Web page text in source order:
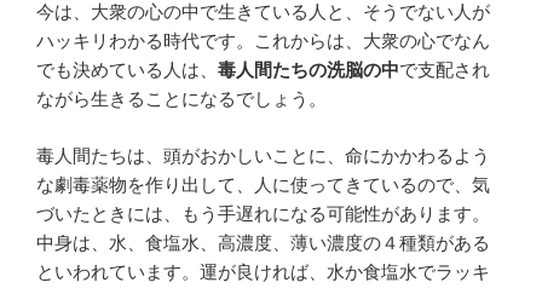
今は、大衆の心の中で生きている人と、そうでない人が
ハッキリわかる時代です。これからは、大衆の心でなん
でも決めている人は、 毒人間たちの洗脳の中で支配され
ながら生きることになるでしょう。
毒人間たちは、頭がおかしいことに、命にかかわるよう
な劇毒薬物を作り出して、人に使ってきているので、気
づいたときには、もう手遅れになる可能性があります。
中身は、水、食塩水、高濃度、薄い濃度の４種類がある
といわれています。運が良ければ、水か食塩水でラッキ